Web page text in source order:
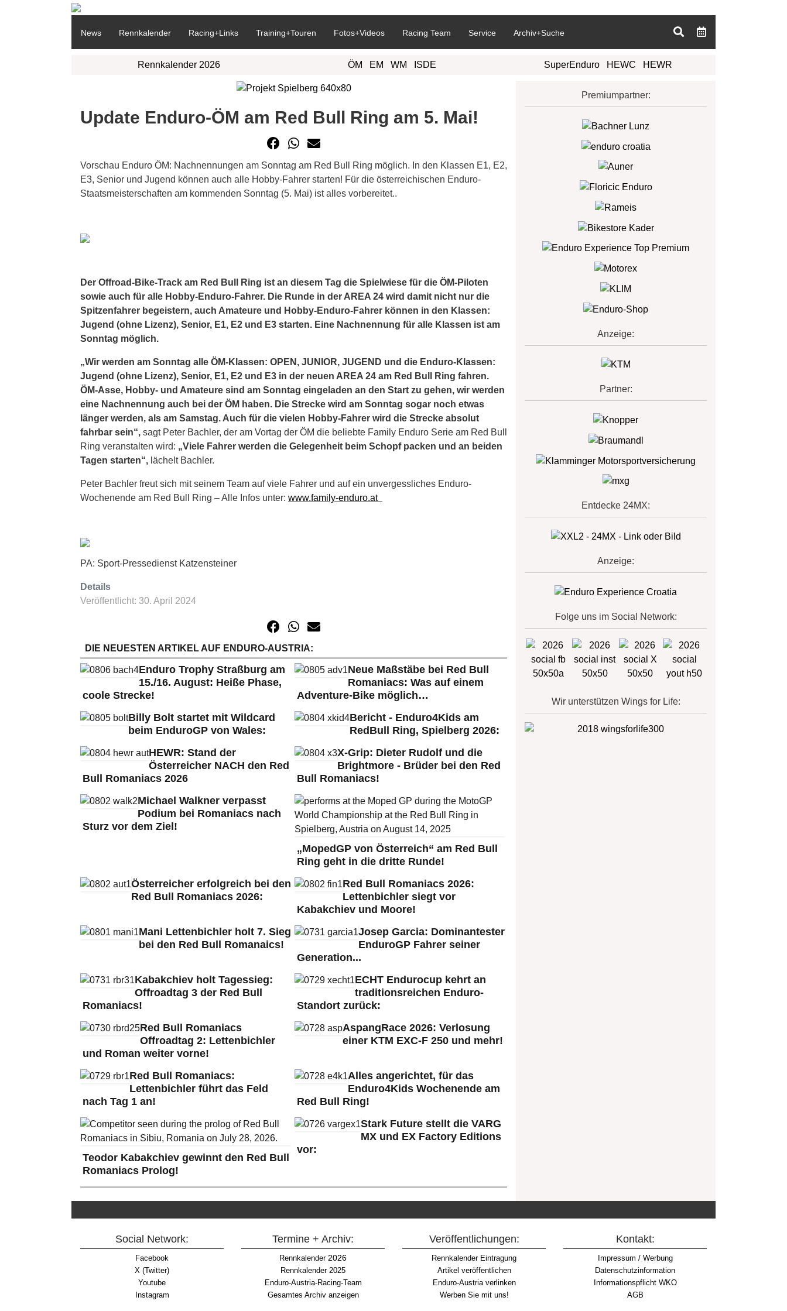
News Rennkalender Racing+Links Training+Touren Fotos+Videos Racing Team Service Archiv+Suche
Rennkalender 2026 ÖM EM WM ISDE SuperEnduro HEWC HEWR
Update Enduro-ÖM am Red Bull Ring am 5. Mai!
Vorschau Enduro ÖM: Nachnennungen am Sonntag am Red Bull Ring möglich. In den Klassen E1, E2,
E3, Senior und Jugend können auch alle Hobby-Fahrer starten! Für die österreichischen Enduro-
Staatsmeisterschaften am kommenden Sonntag (5. Mai) ist alles vorbereitet..
Der Offroad-Bike-Track am Red Bull Ring ist an diesem Tag die Spielwiese für die ÖM-Piloten
sowie auch für alle Hobby-Enduro-Fahrer. Die Runde in der AREA 24 wird damit nicht nur die
Spitzenfahrer begeistern, auch Amateure und Hobby-Enduro-Fahrer können in den Klassen:
Jugend (ohne Lizenz), Senior, E1, E2 und E3 starten. Eine Nachnennung für alle Klassen ist am
Sonntag möglich.
„Wir werden am Sonntag alle ÖM-Klassen: OPEN, JUNIOR, JUGEND und die Enduro-Klassen:
Jugend (ohne Lizenz), Senior, E1, E2 und E3 in der neuen AREA 24 am Red Bull Ring fahren.
ÖM-Asse, Hobby- und Amateure sind am Sonntag eingeladen an den Start zu gehen, wir werden
eine Nachnennung auch bei der ÖM haben. Die Strecke wird am Sonntag sogar noch etwas
länger werden, als am Samstag. Auch für die vielen Hobby-Fahrer wird die Strecke absolut
fahrbar sein“, sagt Peter Bachler, der am Vortag der ÖM die beliebte Family Enduro Serie am Red Bull
Ring veranstalten wird: „Viele Fahrer werden die Gelegenheit beim Schopf packen und an beiden
Tagen starten“, lächelt Bachler.
Peter Bachler freut sich mit seinem Team auf viele Fahrer und auf ein unvergessliches Enduro-
Wochenende am Red Bull Ring – Alle Infos unter: www.family-enduro.at
PA: Sport-Pressedienst Katzensteiner
Details
Veröffentlicht: 30. April 2024
DIE NEUESTEN ARTIKEL AUF ENDURO-AUSTRIA:
Enduro Trophy Straßburg am
15./16. August: Heiße Phase,
coole Strecke!
Neue Maßstäbe bei Red Bull
Romaniacs: Was auf einem
Adventure-Bike möglich…
Billy Bolt startet mit Wildcard
beim EnduroGP von Wales:
Bericht - Enduro4Kids am
RedBull Ring, Spielberg 2026:
HEWR: Stand der
Österreicher NACH den Red
Bull Romaniacs 2026
X-Grip: Dieter Rudolf und die
Brightmore - Brüder bei den Red
Bull Romaniacs!
Michael Walkner verpasst
Podium bei Romaniacs nach
Sturz vor dem Ziel!
„MopedGP von Österreich“ am Red Bull
Ring geht in die dritte Runde!
Österreicher erfolgreich bei den
Red Bull Romaniacs 2026:
Red Bull Romaniacs 2026:
Lettenbichler siegt vor
Kabakchiev und Moore!
Mani Lettenbichler holt 7. Sieg
bei den Red Bull Romanaics!
Josep Garcia: Dominantester
EnduroGP Fahrer seiner
Generation...
Kabakchiev holt Tagessieg:
Offroadtag 3 der Red Bull
Romaniacs!
ECHT Endurocup kehrt an
traditionsreichen Enduro-
Standort zurück:
Red Bull Romaniacs
Offroadtag 2: Lettenbichler
und Roman weiter vorne!
AspangRace 2026: Verlosung
einer KTM EXC-F 250 und mehr!
Red Bull Romaniacs:
Lettenbichler führt das Feld
nach Tag 1 an!
Alles angerichtet, für das
Enduro4Kids Wochenende am
Red Bull Ring!
Teodor Kabakchiev gewinnt den Red Bull
Romaniacs Prolog!
Stark Future stellt die VARG
MX und EX Factory Editions
vor:
Premiumpartner:
Anzeige:
Partner:
Entdecke 24MX:
Anzeige:
Folge uns im Social Network:
Wir unterstützen Wings for Life:
Social Network:
Facebook
X (Twitter)
Youtube
Instagram
Termine + Archiv:
Rennkalender2026
Rennkalender 2025
Enduro-Austria-Racing-Team
Gesamtes Archiv anzeigen
Veröffentlichungen:
Rennkalender Eintragung
Artikel veröffentlichen
Enduro-Austria verlinken
Werben Sie mit uns!
Kontakt:
Impressum / Werbung
Datenschutzinformation
Informationspflicht WKO
AGB